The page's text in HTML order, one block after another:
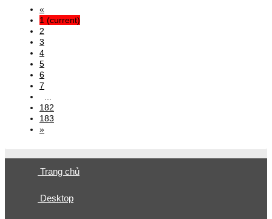
«
1 (current)
2
3
4
5
6
7
182
183
»
Trang chủ
Desktop